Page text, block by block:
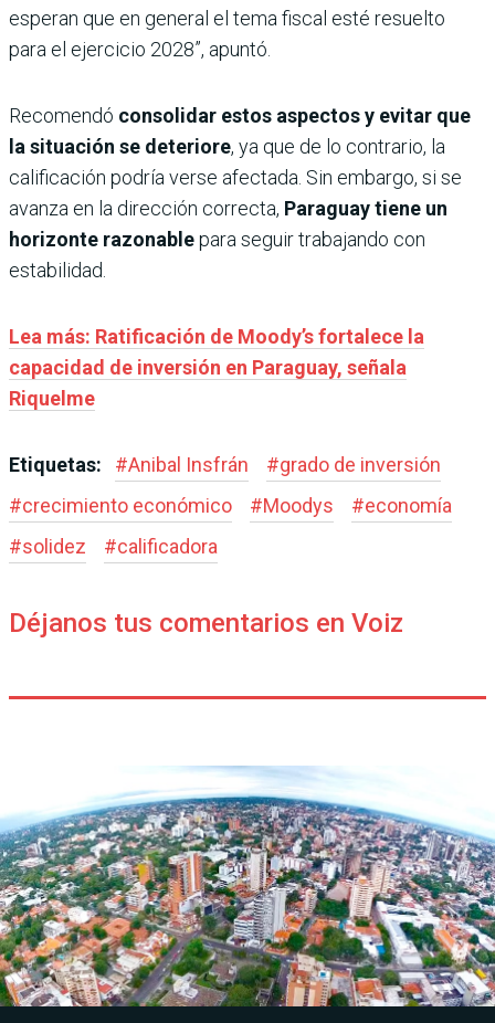
esperan que en general el tema fiscal esté resuelto
para el ejercicio 2028”, apuntó.
Recomendó consolidar estos aspectos y evitar que
la situación se deteriore, ya que de lo contrario, la
calificación podría verse afectada. Sin embargo, si se
avanza en la dirección correcta, Paraguay tiene un
horizonte razonablepara seguir trabajando con
estabilidad.
Lea más: Ratificación de Moody’s fortalece la
capacidad de inversión en Paraguay, señala
Riquelme
Etiquetas: #Anibal Insfrán #grado de inversión
#crecimiento económico #Moodys #economía
#solidez #calificadora
Déjanos tus comentarios en Voiz